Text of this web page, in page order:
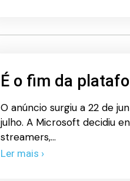
É o fim da
O anúncio surgiu a 22 de
julho. A Microsoft decidiu
streamers,…
Ler mais ›